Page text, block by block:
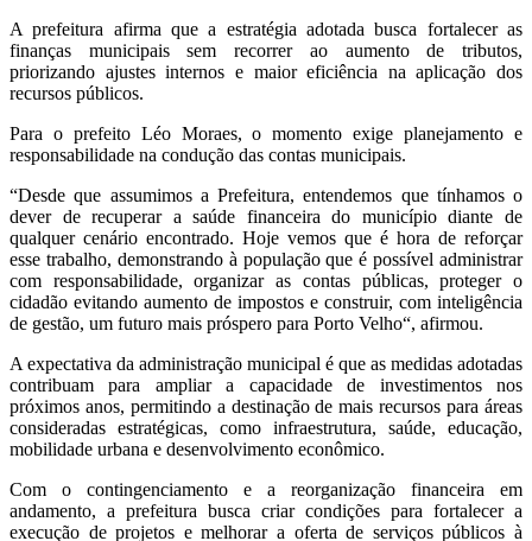
A prefeitura afirma que a estratégia adotada busca fortalecer as
finanças municipais sem recorrer ao aumento de tributos,
priorizando ajustes internos e maior eficiência na aplicação dos
recursos públicos.
Para o prefeito Léo Moraes, o momento exige planejamento e
responsabilidade na condução das contas municipais.
“Desde que assumimos a Prefeitura, entendemos que tínhamos o
dever de recuperar a saúde financeira do município diante de
qualquer cenário encontrado. Hoje vemos que é hora de reforçar
esse trabalho, demonstrando à população que é possível administrar
com responsabilidade, organizar as contas públicas, proteger o
cidadão evitando aumento de impostos e construir, com inteligência
de gestão, um futuro mais próspero para Porto Velho“, afirmou.
A expectativa da administração municipal é que as medidas adotadas
contribuam para ampliar a capacidade de investimentos nos
próximos anos, permitindo a destinação de mais recursos para áreas
consideradas estratégicas, como infraestrutura, saúde, educação,
mobilidade urbana e desenvolvimento econômico.
Com o contingenciamento e a reorganização financeira em
andamento, a prefeitura busca criar condições para fortalecer a
execução de projetos e melhorar a oferta de serviços públicos à